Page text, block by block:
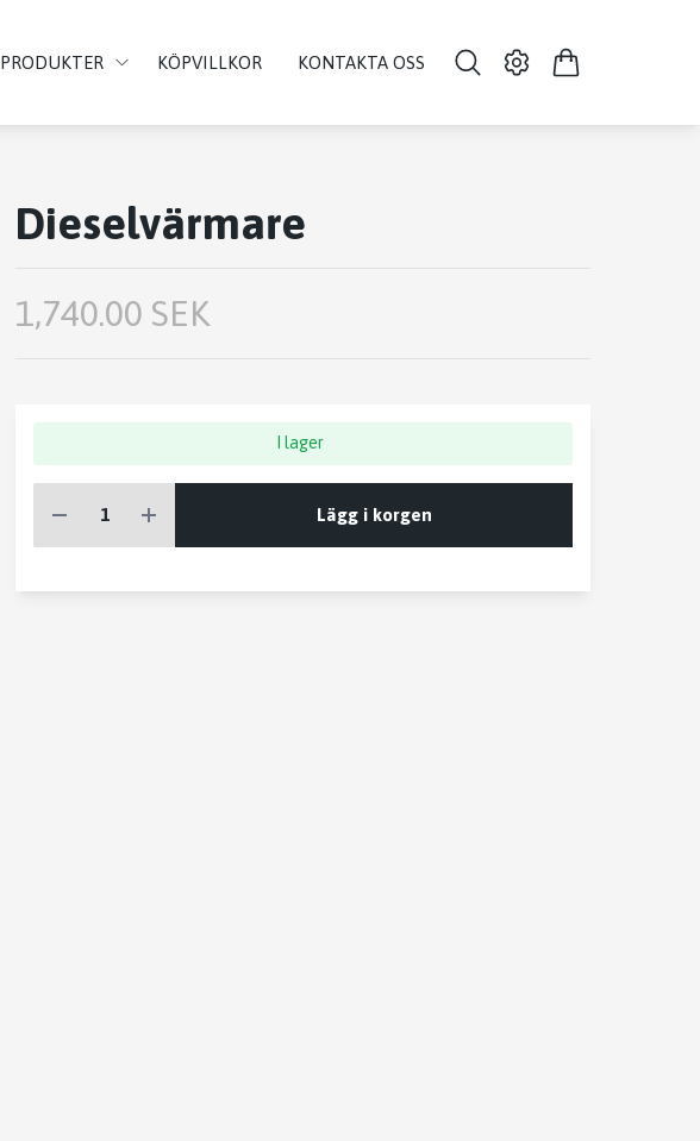
PRODUKTER KÖPVILLKOR KONTAKTA OSS
Dieselvärmare
1,740.00 SEK
I lager
Lägg i korgen